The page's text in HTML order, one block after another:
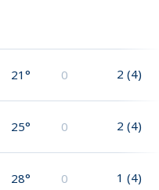
21° 0 2 (4)
25° 0 2 (4)
28° 0 1 (4)